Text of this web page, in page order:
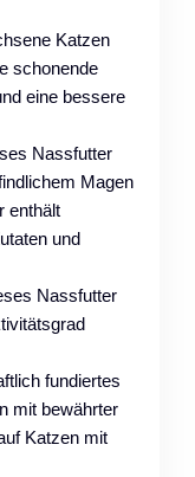
Katzen
schonende
eine bessere
Nassfutter
Magen
enthält
und
Nassfutter
fundiertes
mit bewährter
Katzen mit